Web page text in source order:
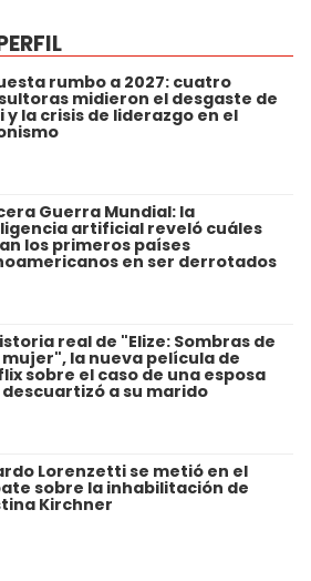
rumbo a 2027: cuatro
midieron el desgaste de
y la crisis de liderazgo en el
Guerra Mundial: la
artificial reveló cuáles
los primeros países
en ser derrotados
real de "Elize: Sombras de
la nueva película de
sobre el caso de una esposa
a su marido
Lorenzetti se metió en el
sobre la inhabilitación de
Kirchner